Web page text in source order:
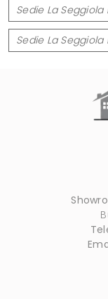
Sedie La Seggiola
Sedie La Seggiola